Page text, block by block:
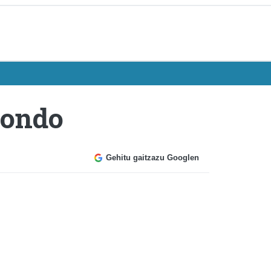
Gehitu gaitzazu Googlen